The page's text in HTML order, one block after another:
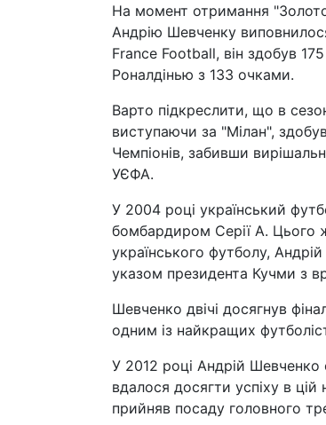
На момент отримання
Андрію Шевченку
France Football, він здобув
Роналдінью з 133 очками.
Варто підкреслити, що в
виступаючи за "Мілан",
Чемпіонів, забивши
УЄФА.
У 2004 році український
бомбардиром Серії А. Цього
українського футболу,
указом президента Кучми з
Шевченко двічі досягнув
одним із найкращих
У 2012 році Андрій Шевченко
вдалося досягти успіху в цій
прийняв посаду головного